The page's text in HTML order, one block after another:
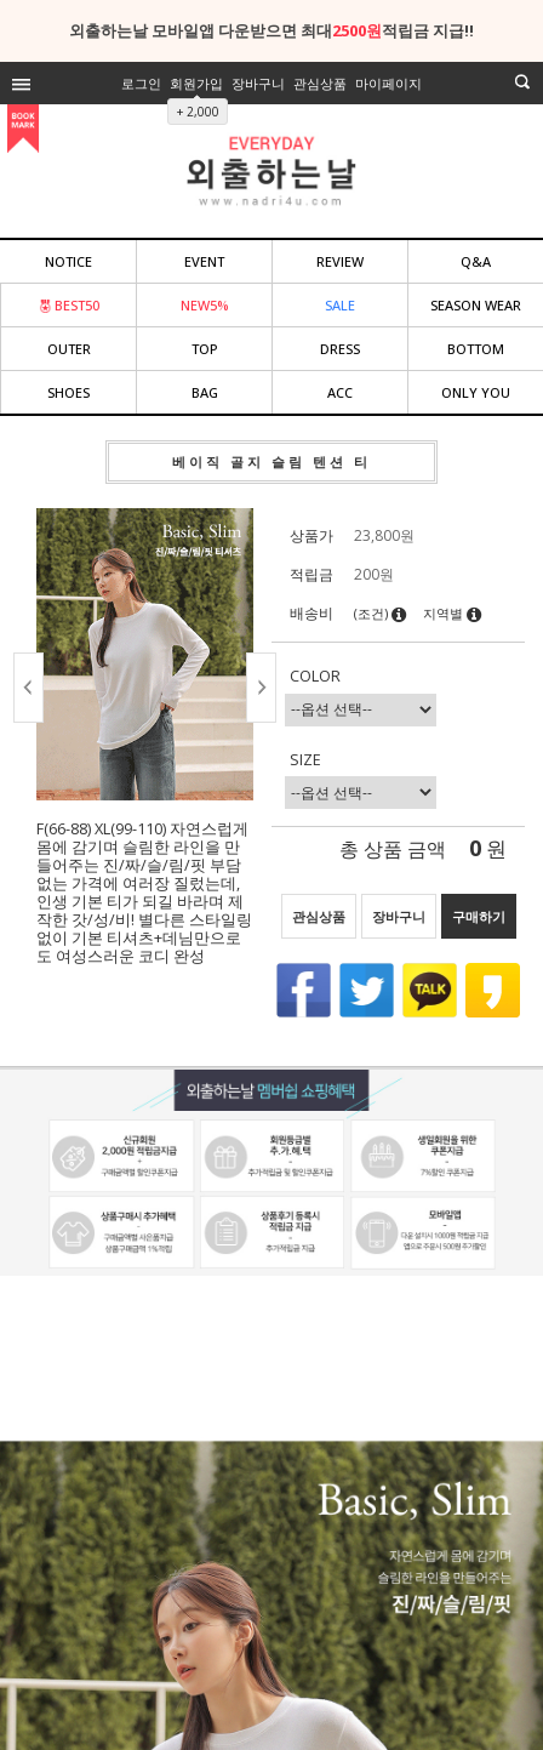
외출하는날 모바일앱 다운받으면 최대2500원적립금 지급!!
로그인 회원가입
+ 2,000
장바구니 관심상품 마이페이지
NOTICE EVENT REVIEW Q&A
BEST50 NEW5% SALE SEASON WEAR
OUTER TOP DRESS BOTTOM
SHOES BAG ACC ONLY YOU
베이직 골지 슬림 텐션 티
F(66-88) XL(99-110) 자연스럽게
몸에 감기며 슬림한 라인을 만
들어주는 진/짜/슬/림/핏 부담
없는 가격에 여러장 질렀는데,
인생 기본 티가 되길 바라며 제
작한 갓/성/비! 별다른 스타일링
없이 기본 티셔츠+데님만으로
도 여성스러운 코디 완성
상품가 23,800원
적립금
200원
배송비
(조건) 지역별
COLOR
SIZE
총 상품 금액 0 원
관심상품 장바구니 구매하기